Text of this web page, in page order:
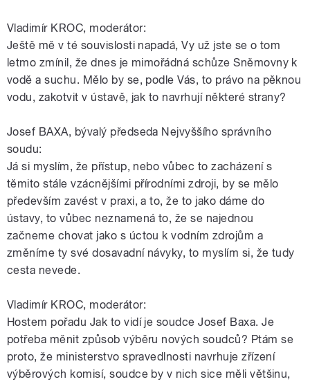
Vladimír KROC, moderátor:
Ještě mě v té souvislosti napadá, Vy už jste se o tom
letmo zmínil, že dnes je mimořádná schůze Sněmovny k
vodě a suchu. Mělo by se, podle Vás, to právo na pěknou
vodu, zakotvit v ústavě, jak to navrhují některé strany?
Josef BAXA, bývalý předseda Nejvyššího správního
soudu:
Já si myslím, že přístup, nebo vůbec to zacházení s
těmito stále vzácnějšími přírodními zdroji, by se mělo
především zavést v praxi, a to, že to jako dáme do
ústavy, to vůbec neznamená to, že se najednou
začneme chovat jako s úctou k vodním zdrojům a
změníme ty své dosavadní návyky, to myslím si, že tudy
cesta nevede.
Vladimír KROC, moderátor:
Hostem pořadu Jak to vidí je soudce Josef Baxa. Je
potřeba měnit způsob výběru nových soudců? Ptám se
proto, že ministerstvo spravedlnosti navrhuje zřízení
výběrových komisí, soudce by v nich sice měli většinu,